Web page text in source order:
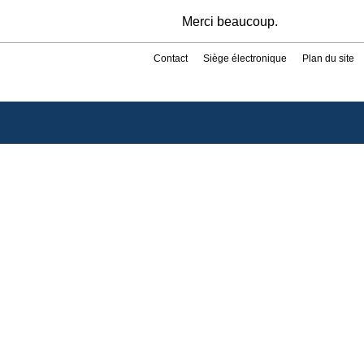
Merci beaucoup.
Contact Siège électronique Plan du site